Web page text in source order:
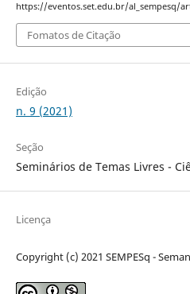
https://eventos.set.edu.br/al_sempesq/
Fomatos de Citação
Edição
n. 9 (2021)
Seção
Seminários de Temas Livres -
Licença
Copyright (c) 2021 SEMPESq -